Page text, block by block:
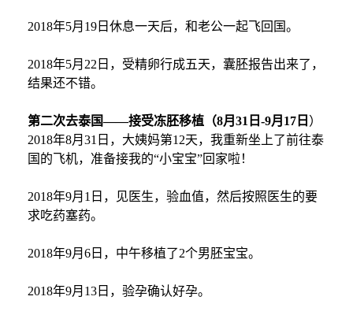
2018年5月19日休息一天后，和老公一起飞回国。
2018年5月22日， 受精卵行成五天， 囊胚报告出来了，
结果还不错。
第二次去泰国——接受冻胚移植（8月31日-9月17日 ）
2018年8月31日，大姨妈第12天，我重新坐上了前往泰
国的飞机，准备接我的“小宝宝”回家啦！
2018年9月1日，见医生，验血值，然后按照医生的要
求吃药塞药。
2018年9月6日，中午移植了2个男胚宝宝。
2018年9月13日，验孕确认好孕。